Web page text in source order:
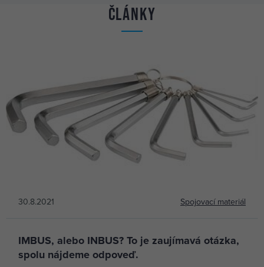
Články
30.8.2021 Spojovací materiál
IMBUS, alebo INBUS? To je zaujímavá otázka,
spolu nájdeme odpoveď.